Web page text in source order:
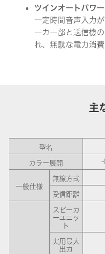
ツインオートパワ
一定時間音声入力
ーカー部と送信機
れ、無駄な電力消費
主
型名
カラー展開
一般仕様
無線方式
受信距離
スピーカ
ーユニッ
ト
実用最大
出力